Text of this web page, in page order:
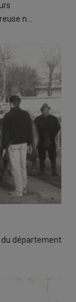
n…
du département